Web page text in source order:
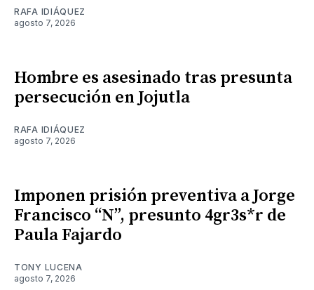
RAFA IDIÁQUEZ
agosto 7, 2026
Hombre es asesinado tras presunta
persecución en Jojutla
RAFA IDIÁQUEZ
agosto 7, 2026
Imponen prisión preventiva a Jorge
Francisco “N”, presunto 4gr3s*r de
Paula Fajardo
TONY LUCENA
agosto 7, 2026